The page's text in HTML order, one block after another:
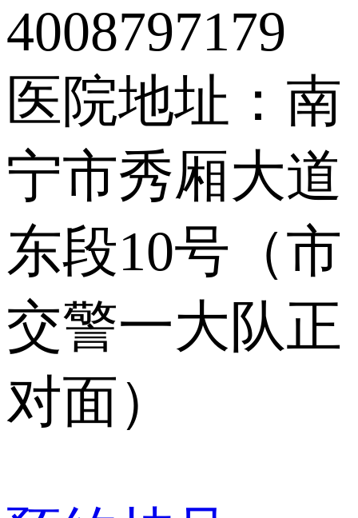
4008797179
医院地址：南
宁市秀厢大道
东段10号（市
交警一大队正
对面）